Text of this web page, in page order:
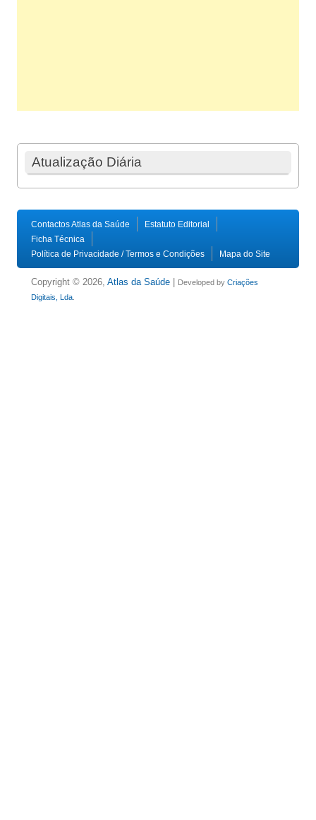
Atualização Diária
Contactos Atlas da Saúde
Estatuto Editorial
Ficha Técnica
Política de Privacidade / Termos e Condições
Mapa do Site
Copyright © 2026, Atlas da Saúde Developed by Criações
Digitais, Lda